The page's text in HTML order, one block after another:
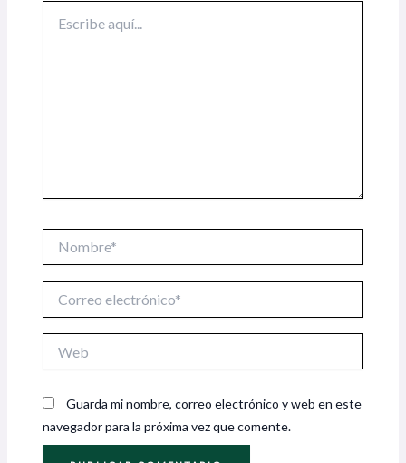
aquí...
electrónico*
Guarda mi nombre, correo electrónico y web en este
navegador para la próxima vez que comente.